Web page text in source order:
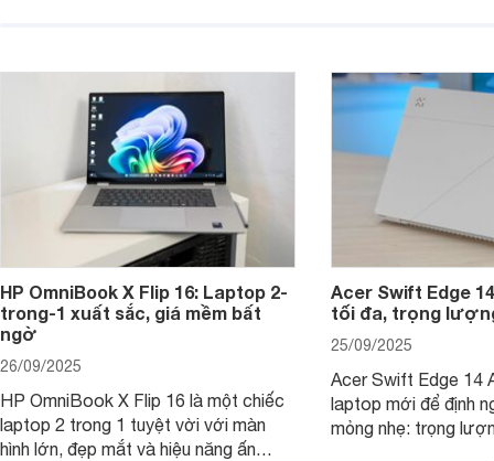
hút sự quan tâm lớn từ thị trường.
HP OmniBook X Flip 16: Laptop 2-
trong-1 xuất sắc, giá mềm bất
ngờ
26/09/2025
HP OmniBook X Flip 16 là một chiếc
laptop 2 trong 1 tuyệt vời với màn
hình lớn, đẹp mắt và hiệu năng ấn
Acer Swift Edge
tối đa, trọng
25/09/2025
Acer Swift Edge 14
laptop mới để định
mỏng nhẹ: trọng